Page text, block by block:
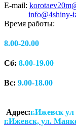
E-mail:
info@4shiny-
Время работы:
8.00-20.00
Сб: 8.00-19.00
Вс: 9.00-18.00
Адрес:г.Ижевск
г.Ижевск, ул.